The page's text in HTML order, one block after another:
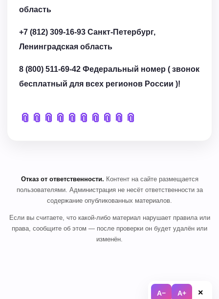
A− A+ ×
область
+7 (812) 309-16-93 Санкт-Петербург,
Ленинградская область
8 (800) 511-69-42 Федеральный номер ( звонок
бесплатный для всех регионов России )!
📎 📎 📎 📎 📎 📎 📎 📎 📎 📎
Отказ от ответственности. Контент на сайте размещается
пользователями. Администрация не несёт ответственности за
содержание опубликованных материалов.
Если вы считаете, что какой-либо материал нарушает правила или
права, сообщите об этом — после проверки он будет удалён или
изменён.